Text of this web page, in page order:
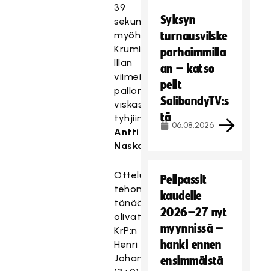
39
sekuntia
myöhemmin
Krumins.
Illan
viimeisen
pallon
viskasi
tyhjiin
Antti
Naskali
Ottelun
tehomiehiä
tänään
olivat
KrP:n
Henri
Johansson
Syksyn
turnausvilske
parhaimmilla
an – katso
pelit
SalibandyTV:s
tä
06.08.2026
Pelipassit
kaudelle
2026–27 nyt
myynnissä –
hanki ennen
ensimmäistä